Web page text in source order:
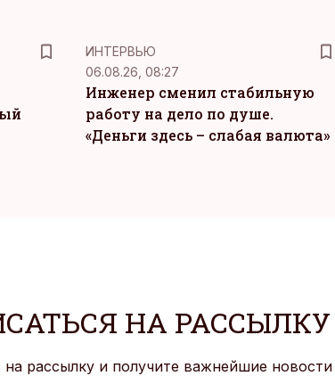
ИНТЕРВЬЮ
06.08.26, 08:27
Инженер сменил стабильную
работу на дело по душе.
«Деньги здесь – слабая валюта»
НА РАССЫЛКУ
рассылку и получите важнейшие новости